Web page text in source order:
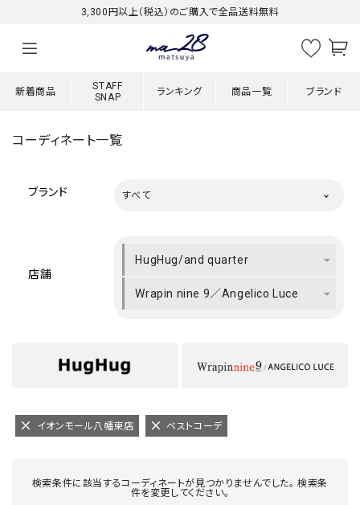
3,300円以上（税込）のご購入で全品送料無料
新着商品
STAFF
SNAP
ランキング 商品一覧 ブランド
コーディネート一覧
ブランド すべて
店舗
HugHug/and quarter
Wrapin nine 9／Angelico Luce
イオンモール八幡東店 ベストコーデ
検索条件に該当するコーディネートが見つかりませんでした。 検索条
件を変更してください。